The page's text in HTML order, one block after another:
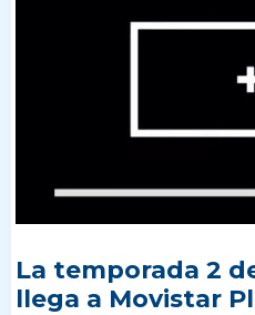
La temporada 2
llega a Movistar